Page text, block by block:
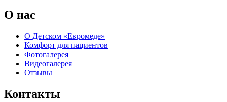
О нас
О Детском «Евромеде»
Комфорт для пациентов
Фотогалерея
Видеогалерея
Отзывы
Контакты